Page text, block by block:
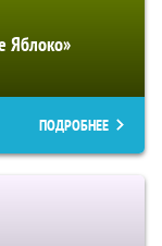
Яблоко»
ПОДРОБНЕЕ